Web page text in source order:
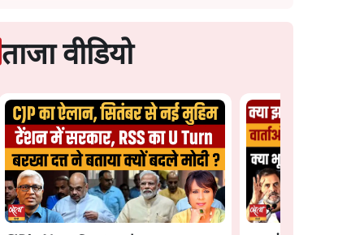
ताजा वीडियो